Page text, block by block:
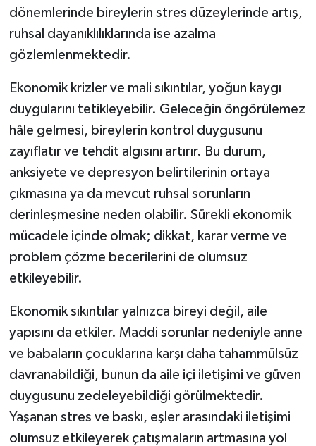
dönemlerinde bireylerin stres düzeylerinde artış,
ruhsal dayanıklılıklarında ise azalma
gözlemlenmektedir.
Ekonomik krizler ve mali sıkıntılar, yoğun kaygı
duygularını tetikleyebilir. Geleceğin öngörülemez
hâle gelmesi, bireylerin kontrol duygusunu
zayıflatır ve tehdit algısını artırır. Bu durum,
anksiyete ve depresyon belirtilerinin ortaya
çıkmasına ya da mevcut ruhsal sorunların
derinleşmesine neden olabilir. Sürekli ekonomik
mücadele içinde olmak; dikkat, karar verme ve
problem çözme becerilerini de olumsuz
etkileyebilir.
Ekonomik sıkıntılar yalnızca bireyi değil, aile
yapısını da etkiler. Maddi sorunlar nedeniyle anne
ve babaların çocuklarına karşı daha tahammülsüz
davranabildiği, bunun da aile içi iletişimi ve güven
duygusunu zedeleyebildiği görülmektedir.
Yaşanan stres ve baskı, eşler arasındaki iletişimi
olumsuz etkileyerek çatışmaların artmasına yol
Siyaset
Spor
Türkiye
Video Haber
Yeme-İçme
Yemek